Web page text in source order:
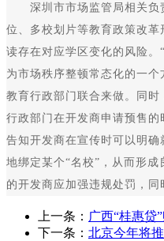
深圳市市场监管局相关负
位、多校划片等教育政策改革
读存在对应学区变化的风险
为市场秩序整顿常态化的一
教育行政部门联合来做。同
行政部门在开发商申请预售
告知开发商在宣传时可以明
地绑定某个“名校”，从而形
的开发商应加强违规处罚，同
上一条： 广西“桂惠贷
下一条： 北京今年将